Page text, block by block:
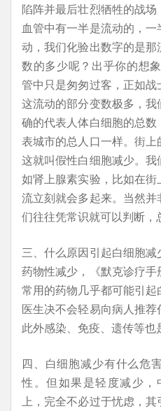
陷阵并最后壮烈牺牲的战场
血管中有一半是流动的，
动，我们化验出数字的是
数的多少呢？出乎你的想
管中只是匆匆过客，正如
这流动的部分变数极多，
确的代表人体白细胞的总
表城市的总人口一样。街上
这就叫假性白细胞减少。
如肾上腺素实验，比如在
流立刻就会多起来。当然
们往往凭常识就可以判断，
三、什么原因引起白细胞
药物性减少，《默克诊疗手
常用的药物几乎都可能引
医生决不会轻易向病人推荐
此外感染、免疫、遗传等也
四、白细胞减少有什么危
性。但如果是轻度减少，
上，完全不必过于忧虑，